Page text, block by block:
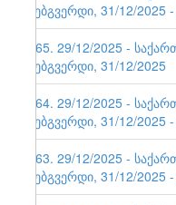
ვებგვერდი, 31/12/
165. 29/12/2025 -
ვებგვერდი, 31/12/2025
164. 29/12/2025 -
ვებგვერდი, 31/12/
163. 29/12/2025 -
ვებგვერდი, 31/12/